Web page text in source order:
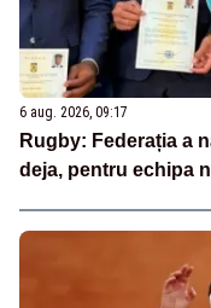
6 aug. 2026, 09:17
Rugby: Federația a
deja, pentru echipa